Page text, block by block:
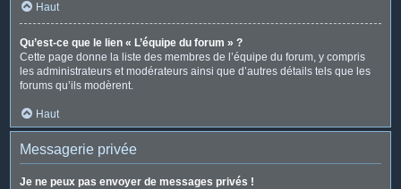
Haut
Qu’est-ce que le lien « L’équipe du forum » ?
Cette page donne la liste des membres de l’équipe du forum, y compris
les administrateurs et modérateurs ainsi que d’autres détails tels que les
forums qu’ils modèrent.
Haut
Messagerie privée
Je ne peux pas envoyer de messages privés !